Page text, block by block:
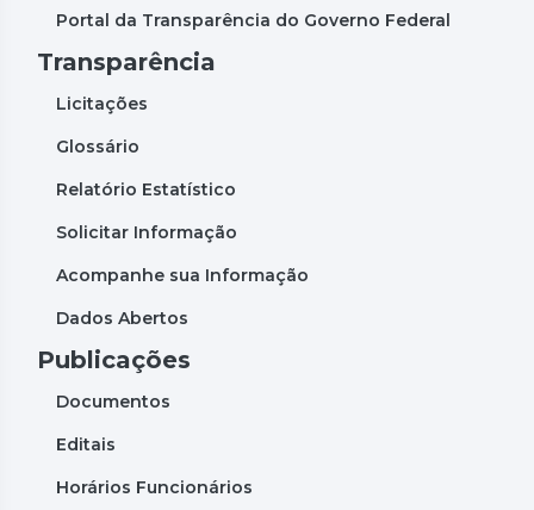
Portal da Transparência do Governo Federal
Transparência
Licitações
Glossário
Relatório Estatístico
Solicitar Informação
Acompanhe sua Informação
Dados Abertos
Publicações
Documentos
Editais
Horários Funcionários